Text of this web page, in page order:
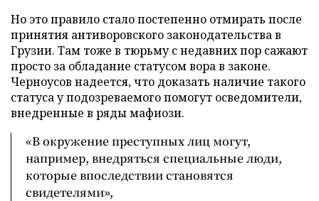
Но это правило стало постепенно отмирать после
принятия антиворовского законодательства в
Грузии. Там тоже в тюрьму с недавних пор сажают
просто за обладание статусом вора в законе.
Черноусов надеется, что доказать наличие такого
статуса у подозреваемого помогут осведомители,
внедренные в ряды мафиози.
«В окружение преступных лиц могут,
например, внедряться специальные люди,
которые впоследствии становятся
свидетелями»,